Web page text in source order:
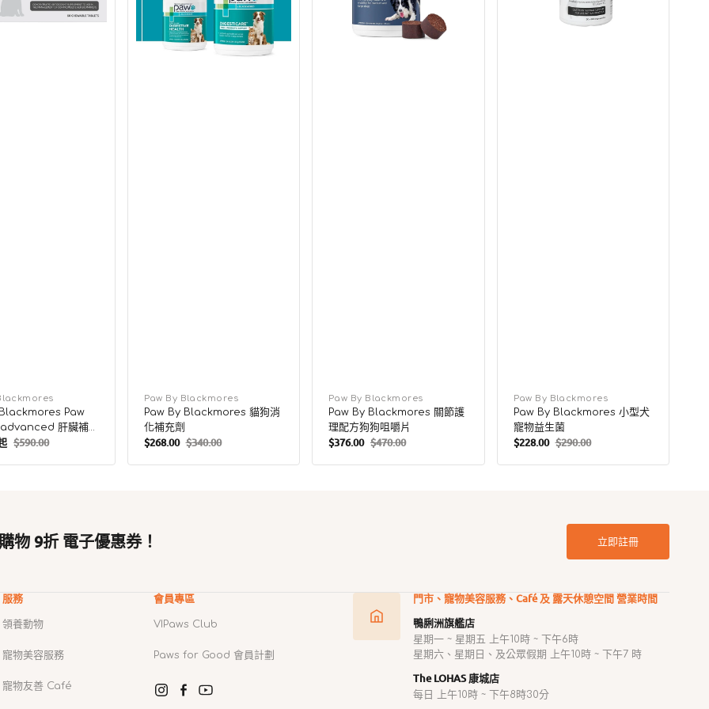
Paw
肝臟補
定
價
$590.00
廠
商：
Paw By Blackmores
Paw By Blackmores 貓狗消
化補充劑
售
價
$268.00 定
價
$340.00
廠
商：
Paw By Blackmores
Paw By Blackmores 關節護
理配方狗狗咀嚼片
售
價
$376.00 定
價
$470.00
廠
商：
Paw By Blackmores
Paw By Blackmores 小型犬
寵物益生菌
售
價
$228.00 定
價
$290.00
物 9折 電子優惠券！ 立即註冊
服務
領養動物
寵物美容服務
寵物友善 Café
會員專區
VIPaws Club
Paws for Good 會員計劃
Instagram
Facebook
YouTube
門市、寵物美容服務、Café 及 露天休憩空間 營業時間
鴨脷洲旗艦店
星期一 ~ 星期五 上午10時 ~ 下午6時
星期六、星期日、及公眾假期 上午10時 ~ 下午7 時
The LOHAS 康城店
每日 上午10時 ~ 下午8時30分